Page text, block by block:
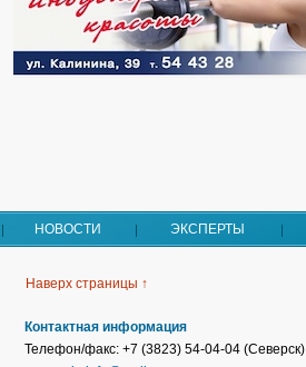
НОВОСТИ ЭКСПЕРТЫ
Наверх страницы ↑
Контактная информация
Телефон/факс: +7 (3823) 54-04-04 (Северск)